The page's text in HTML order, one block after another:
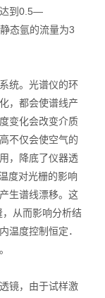
达到0.5—
态氩的流量为3
统。光谱仪的环
，都会使谱线产
变化会改变介质
不仅会使空气的
，降底了仪器透
度对光栅的影响
生谱线漂移。这
从而影响分析结
温度控制恒定．
镜，由于试样激